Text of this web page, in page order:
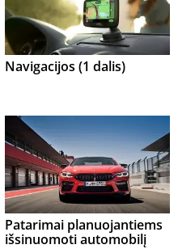
Navigacijos (1 dalis)
Patarimai planuojantiems
išsinuomoti automobilį